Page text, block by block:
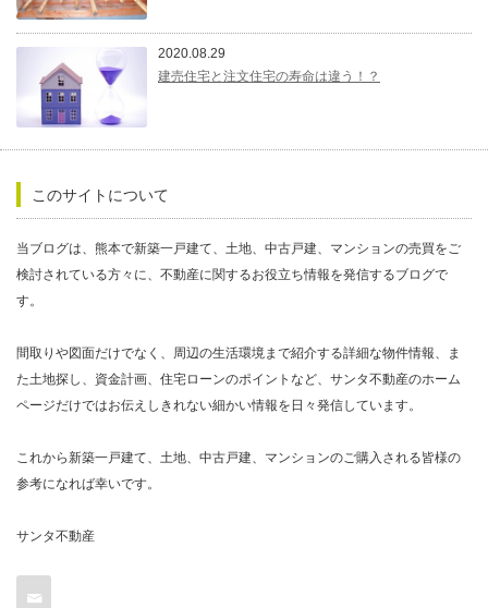
2020.08.29
建売住宅と注文住宅の寿命は違う！？
このサイトについて
当ブログは、熊本で新築一戸建て、土地、中古戸建、マンションの売買をご
検討されている方々に、不動産に関するお役立ち情報を発信するブログで
す。
間取りや図面だけでなく、周辺の生活環境まで紹介する詳細な物件情報、ま
た土地探し、資金計画、住宅ローンのポイントなど、サンタ不動産のホーム
ページだけではお伝えしきれない細かい情報を日々発信しています。
これから新築一戸建て、土地、中古戸建、マンションのご購入される皆様の
参考になれば幸いです。
サンタ不動産